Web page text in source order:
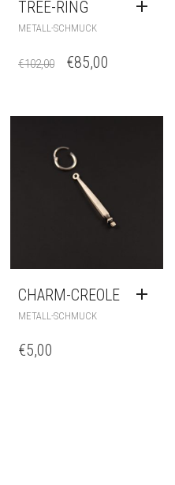
TREE-RING
METALL-SCHMUCK
€102,00 €85,00
CHARM-CREOLE
METALL-SCHMUCK
€5,00